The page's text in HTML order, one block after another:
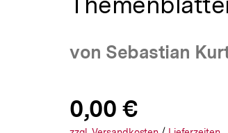
a
o
von Sebastian
Allgemeine
Informationen
Produktpreis:
0,00 €0zuzüglich